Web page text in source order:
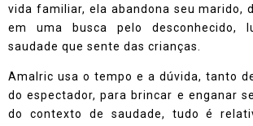
vida familiar, ela abandona seu marido,
em uma busca pelo desconhecido,
saudade que sente das crianças.
Amalric usa o tempo e a dúvida, tanto
do espectador, para brincar e enganar
do contexto de saudade, tudo é